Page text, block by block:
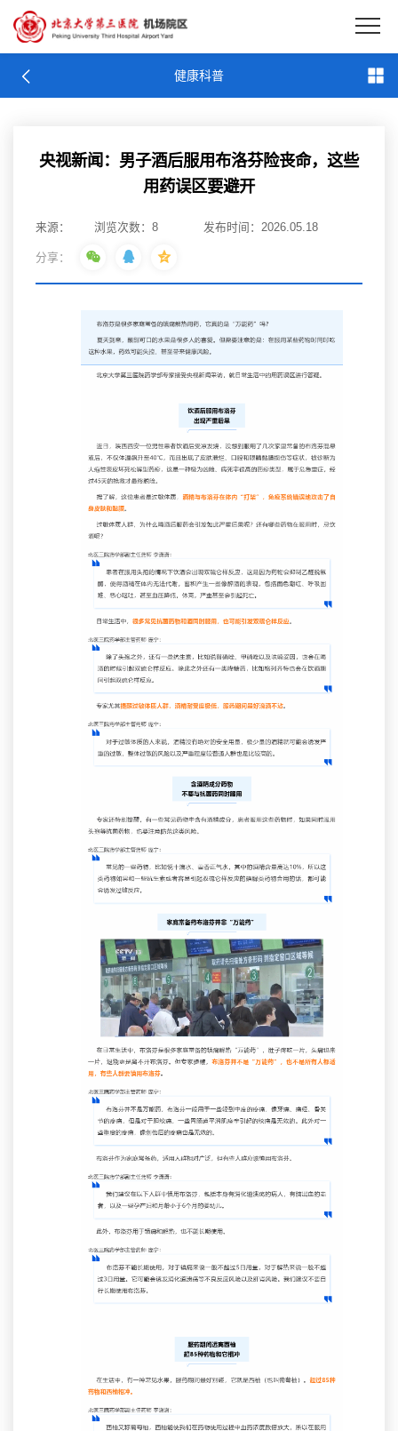
健康科普
健康科普
央视新闻：男子酒后服用布洛芬险丧命，这些
用药误区要避开
来源： 浏览次数： 8 发布时间：2026.05.18
分享：